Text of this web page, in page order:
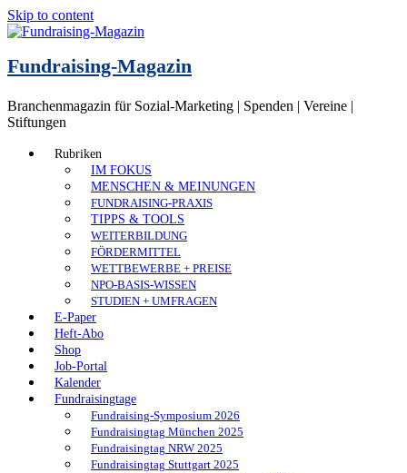
Skip to content
Fundraising-Magazin
Branchenmagazin für Sozial-Marketing | Spenden | Vereine |
Stiftungen
Rubriken
IM FOKUS
MENSCHEN & MEINUNGEN
FUNDRAISING-PRAXIS
TIPPS & TOOLS
WEITERBILDUNG
FÖRDERMITTEL
WETTBEWERBE + PREISE
NPO-BASIS-WISSEN
STUDIEN + UMFRAGEN
E-Paper
Heft-Abo
Shop
Job-Portal
Kalender
Fundraisingtage
Fundraising-Symposium 2026
Fundraisingtag München 2025
Fundraisingtag NRW 2025
Fundraisingtag Stuttgart 2025